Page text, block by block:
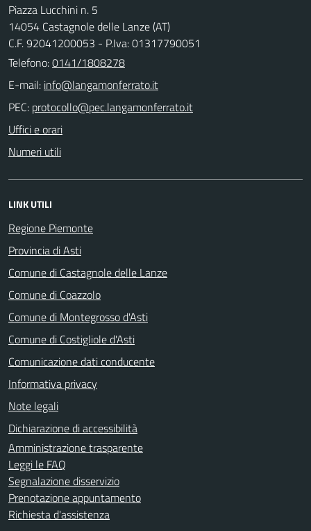
Piazza Lucchini n. 5
14054 Castagnole delle Lanze (AT)
C.F. 92041200053 - P.Iva: 01317790051
Telefono:0141/1808278
E-mail:
PEC:
Uffici e orari
Numeri utili
LINK UTILI
Regione Piemonte
Provincia di Asti
Comune di Castagnole delle Lanze
Comune di Coazzolo
Comune di Montegrosso d'Asti
Comune di Costigliole d'Asti
Comunicazione dati conducente
Informativa privacy
Note legali
Dichiarazione di accessibilità
Amministrazione trasparente
Leggi le FAQ
Segnalazione disservizio
Prenotazione appuntamento
Richiesta d'assistenza